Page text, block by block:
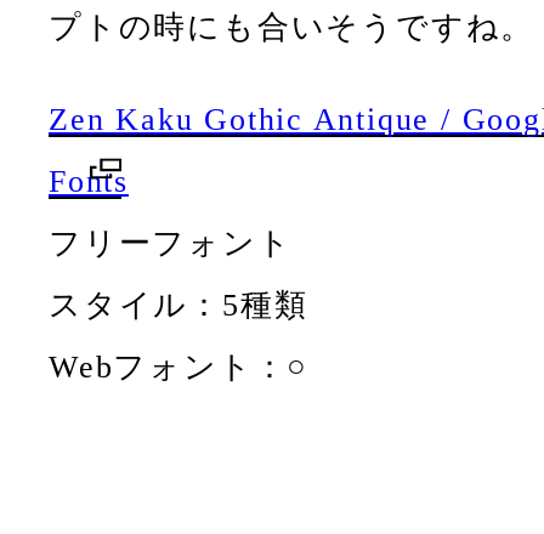
プトの時にも合いそうですね。
Zen Kaku Gothic Antique /
Fonts
フリーフォント
スタイル：5種類
Webフォント：○